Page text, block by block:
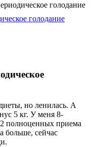
голодание
но ленилась. А
5 кг. У меня 8-
полноценных приема
больше, сейчас